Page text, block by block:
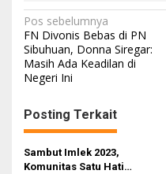
N
a
v
g
a
s
Pos sebelumnya
FN Divonis Bebas di PN
Sibuhuan, Donna Siregar:
Masih Ada Keadilan di
Negeri Ini
Posting Terkait
Sambut Imlek 2023,
Komunitas Satu Hati